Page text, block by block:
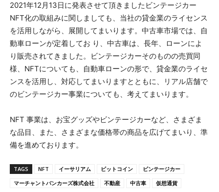
2021年12月13日に発表させて頂きましたビンテージカー
NFT化の取組みに関しましても、当社の貸金業のライセンス
を活用しながら、展開してまいります。中古車市場では、自
動車ローンが定着してお り、中古車は、長年、ローンによ
り販売されてきました。ビンテージカーそのものの売買同
様、NFTについても、自動車ローンの形で、貸金業のライセ
ンスを活用し、対応してまいりますとともに、リアル店舗で
のビンテージカー事業についても、考えてまいります。
NFT 事業は、お宝グッズやビンテージカーなど、さまざま
な品目、また、さまざまな価格帯の商品を広げてまいり、準
備を進めております。
TAGS NFT イーサリアム ビットコイン
ビンテージカー
マーチャントバンカーズ株式会社
不動産 中古車
仮想通貨